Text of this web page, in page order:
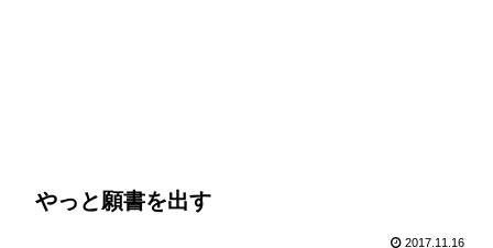
やっと願書を出す
2017.11.16